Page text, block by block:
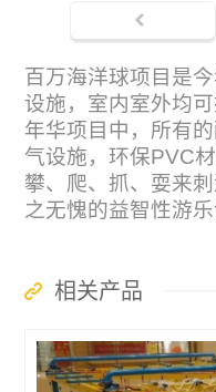
百万海洋球项目是
设施，室内室外均
年华项目中，所有
气设施，环保PVC
攀、爬、抓、耍来
之无愧的益智性游乐
相关产品